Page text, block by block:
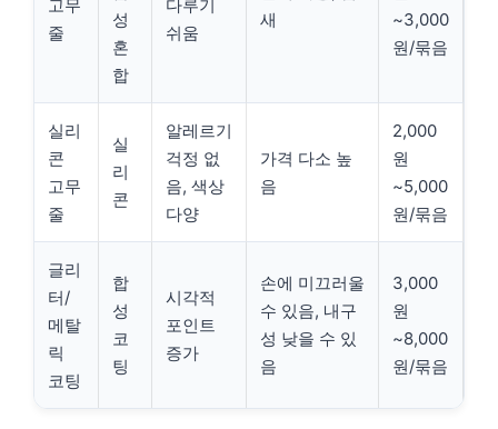
고무
줄
성
혼
합
다루기
쉬움
새
~3,000
원/묶음
실리
콘
고무
줄
실
리
콘
알레르기
걱정 없
음, 색상
다양
가격 다소 높
음
2,000
원
~5,000
원/묶음
글리
터/
메탈
릭
코팅
합
성
코
팅
시각적
포인트
증가
손에 미끄러울
수 있음, 내구
성 낮을 수 있
음
3,000
원
~8,000
원/묶음